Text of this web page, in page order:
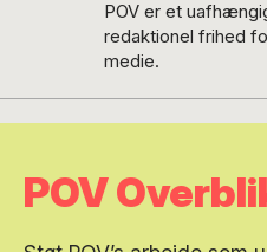
POV er et
redaktionel frihed
medie.
POV